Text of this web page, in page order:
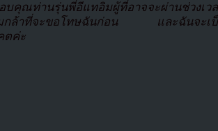
บคุณท่านรุ่นพี่อีแทอิมผู้ที่อาจจะผ่านช่วงเว
กล้าที่จะขอโทษฉันก่อน และฉันจะเป็นก
ตค่ะ